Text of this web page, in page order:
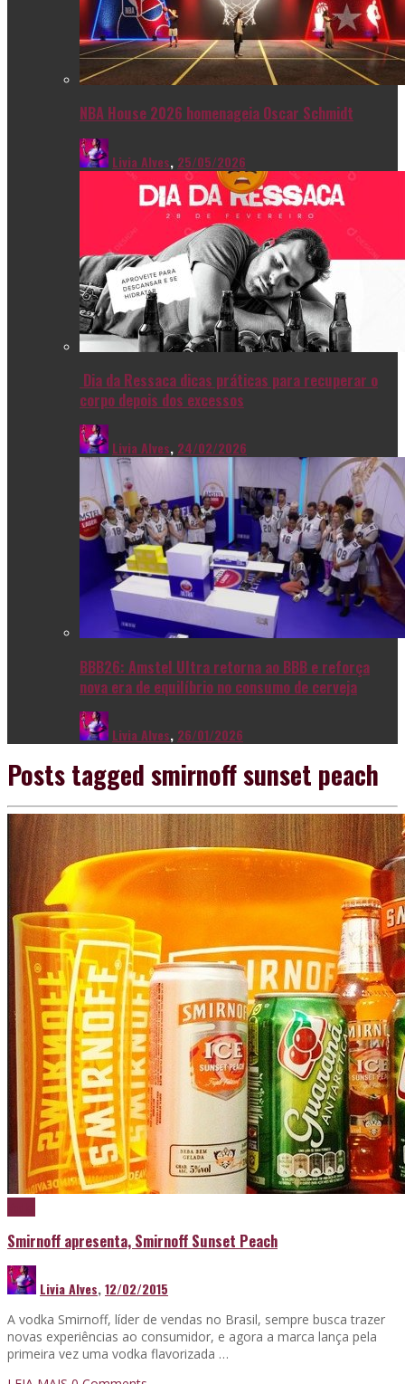
NBA House 2026 homenageia Oscar Schmidt
Livia Alves, 25/05/2026
Dia da Ressaca dicas práticas para recuperar o
corpo depois dos excessos
Livia Alves, 24/02/2026
BBB26: Amstel Ultra retorna ao BBB e reforça
nova era de equilíbrio no consumo de cerveja
Livia Alves, 26/01/2026
Posts taggedsmirnoff sunset peach
Smirnoff apresenta, Smirnoff Sunset Peach
Livia Alves,12/02/2015
A vodka Smirnoff, líder de vendas no Brasil, sempre busca trazer
novas experiências ao consumidor, e agora a marca lança pela
primeira vez uma vodka flavorizada …